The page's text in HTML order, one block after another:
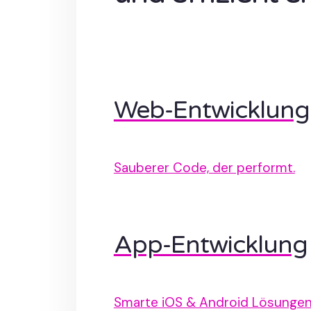
Web-Entwicklung
Sauberer Code, der performt.
App-Entwicklung
Smarte iOS & Android